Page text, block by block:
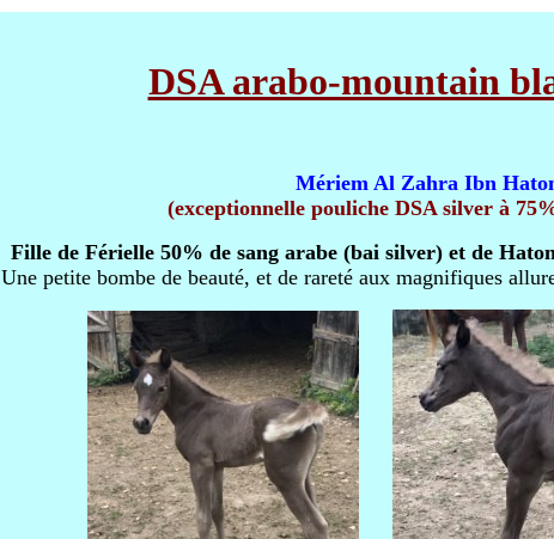
DSA arabo-mountain
Mériem Al Zahra Ibn
(exceptionnelle pouliche DSA silver à
Fille de Férielle 50% de sang arabe (bai silver) et de Haton
Une petite bombe de beauté, et de rareté aux magnifiques